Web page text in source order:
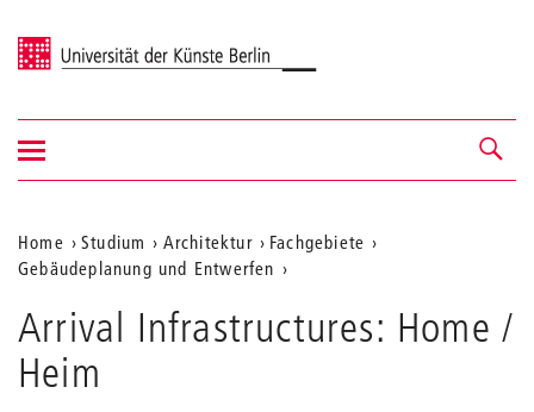
Universität der Künste Berlin
Navigation &
Suche
Navigation
ein-/ausblenden
Aktuelle
Position
auf
der
Webseite
Home Studium Architektur
Fachgebiete
Gebäudeplanung und Entwerfen
Arrival Infrastructures: Home /
Heim